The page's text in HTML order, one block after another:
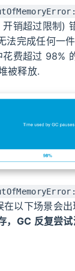
开销超过限制)
法完成任何一
费超过 98%
被释放.
在以下场景会
，GC 反复尝